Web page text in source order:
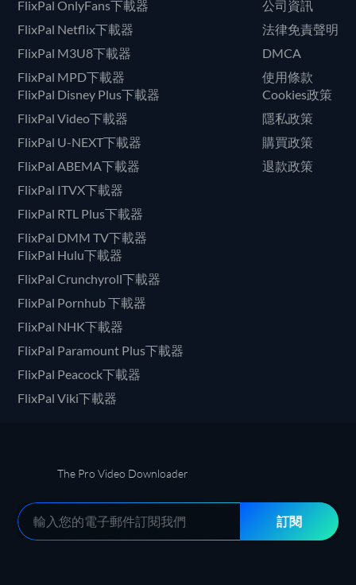
FlixPal OnlyFans下載器
FlixPal Netflix下載器
FlixPal M3U8下載器
FlixPal MPD下載器
FlixPal Disney Plus下載器
FlixPal Video下載器
FlixPal U-NEXT下載器
FlixPal ABEMA下載器
FlixPal ITVX下載器
FlixPal RTL Plus下載器
FlixPal DMM TV下載器
FlixPal Hulu下載器
FlixPal Crunchyroll下載器
FlixPal Pornhub 下載器
FlixPal NHK下載器
FlixPal Paramount Plus下載器
FlixPal Peacock下載器
FlixPal Viki下載器
公司資訊
法律免責聲明
DMCA
使用條款
Cookies政策
隱私政策
購買政策
退款政策
The Pro Video Downloader
訂閱